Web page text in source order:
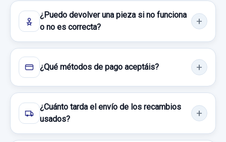
Ref: 630590
30,00 €
Sin IVA, gastos de envío no incluidos.
Consultar por whatsapp
¿Puedo devolver una pieza si no funciona
o no es correcta?
¿Qué métodos de pago aceptáis?
¿Cuánto tarda el envío de los recambios
usados?